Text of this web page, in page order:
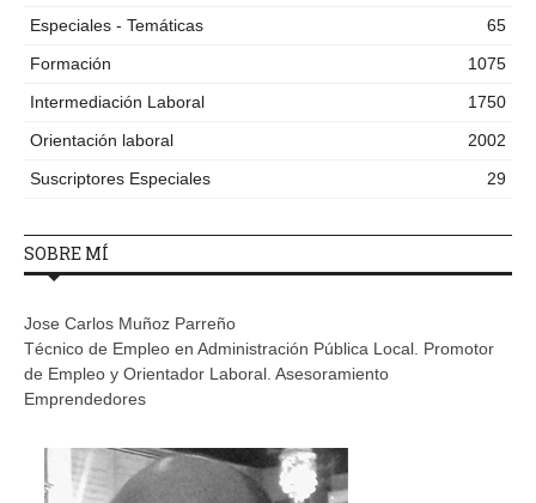
Especiales - Temáticas
65
Formación
1075
Intermediación Laboral
1750
Orientación laboral
2002
Suscriptores Especiales
29
SOBRE MÍ
Jose Carlos Muñoz Parreño
Técnico de Empleo en Administración Pública Local. Promotor
de Empleo y Orientador Laboral. Asesoramiento
Emprendedores